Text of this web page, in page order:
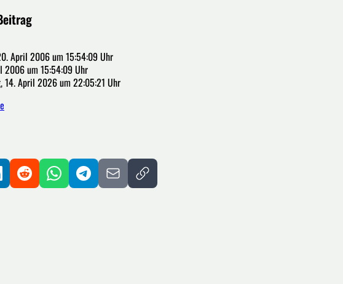
April 2006 um 15:54:09 Uhr
2006 um 15:54:09 Uhr
14. April 2026 um 22:05:21 Uhr